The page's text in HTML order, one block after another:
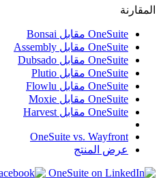
المقارنة
OneSuite مقابل Bonsai
OneSuite مقابل Assembly
OneSuite مقابل Dubsado
OneSuite مقابل Plutio
OneSuite مقابل Flowlu
OneSuite مقابل Moxie
OneSuite مقابل Harvest
OneSuite vs. Wayfront
عرض المنتج